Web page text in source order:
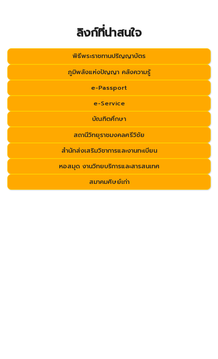
ลิงก์ที่น่าสนใจ
พิธีพระราชทานปริญญาบัตร
ภูมิพลังแห่งปัญญา คลังความรู้
e-Passport
e-Service
บัณฑิตศึกษา
สถานีวิทยุราชมงคลศรีวิชัย
สำนักส่งเสริมวิชาการและงานทะเบียน
หอสมุด งานวิทยบริการและสารสนเทศ
สมาคมศิษย์เก่า